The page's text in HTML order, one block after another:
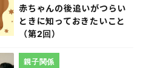
赤ちゃんの後追いがつらい
ときに知っておきたいこと
（第2回）
親子関係